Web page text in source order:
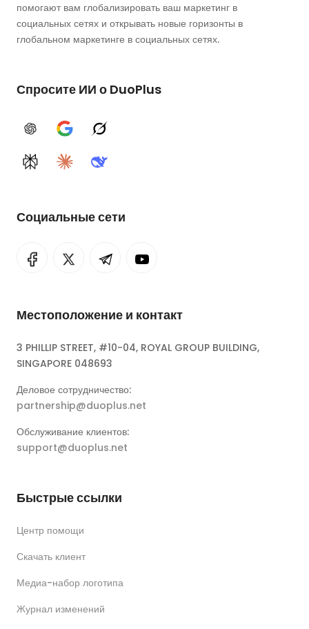
помогают вам глобализировать ваш маркетинг в
социальных сетях и открывать новые горизонты в
глобальном маркетинге в социальных сетях.
Спросите ИИ о DuoPlus
ChatGPTGoogle AIGrok
PerplexityClaudeDeepSeek
Социальные сети
Местоположение и контакт
3 PHILLIP STREET, #10-04, ROYAL GROUP BUILDING,
SINGAPORE 048693
Деловое сотрудничество:
partnership@duoplus.net
Обслуживание клиентов:
support@duoplus.net
Быстрые ссылки
Центр помощи
Скачать клиент
Медиа-набор логотипа
Журнал изменений